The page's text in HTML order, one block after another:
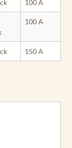
100 A
100 A
150 A